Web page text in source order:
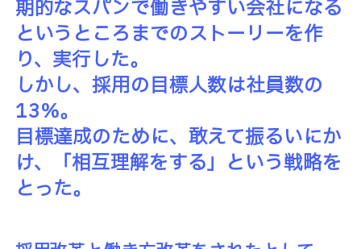
期的なスパンで働きやすい会社になる
というところまでのストーリーを作
り、実行した。
しかし、採用の目標人数は社員数の
13％。
目標達成のために、敢えて振るいにか
け、「相互理解をする」という戦略を
とった。